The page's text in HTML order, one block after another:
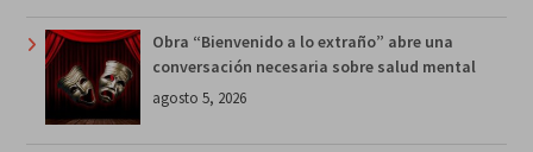
Obra “Bienvenido a lo extraño” abre una
conversación necesaria sobre salud mental
agosto 5, 2026